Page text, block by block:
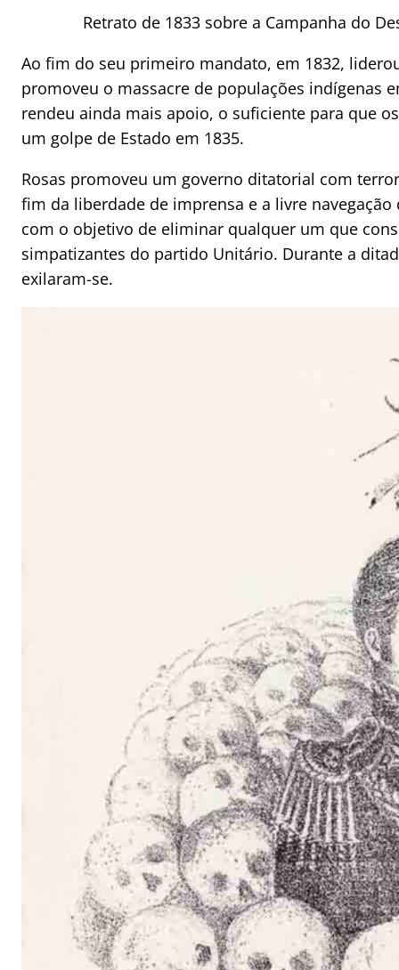
Retrato de 1833 sobre a Campanha do
Ao fim do seu primeiro mandato, em 1832,
promoveu o massacre de populações indígenas
rendeu ainda mais apoio, o suficiente para que
um golpe de Estado em 1835.
Rosas promoveu um governo ditatorial com
fim da liberdade de imprensa e a livre
com o objetivo de eliminar qualquer um que
simpatizantes do partido Unitário. Durante a
exilaram-se.